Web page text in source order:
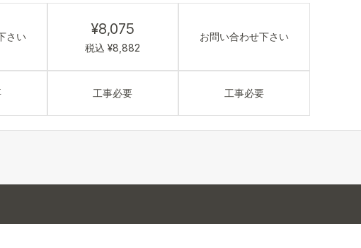
さい ¥8,075
税込 ¥8,882
工事必要
お問い合わせ下さい
工事必要